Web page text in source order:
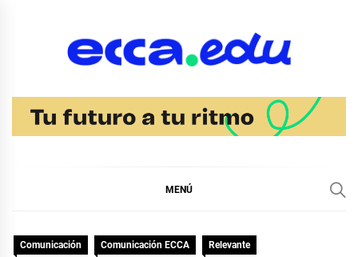
MENÚ
Comunicación Comunicación ECCA Relevante